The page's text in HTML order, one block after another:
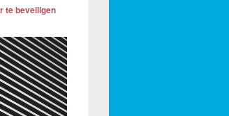
te beveiligen